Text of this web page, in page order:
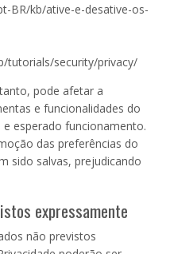
BR/kb/ative-e-desative-os-
tutorials/security/privacy/
pode afetar a
e funcionalidades do
esperado funcionamento.
das preferências do
sido salvas, prejudicando
expressamente
não previstos